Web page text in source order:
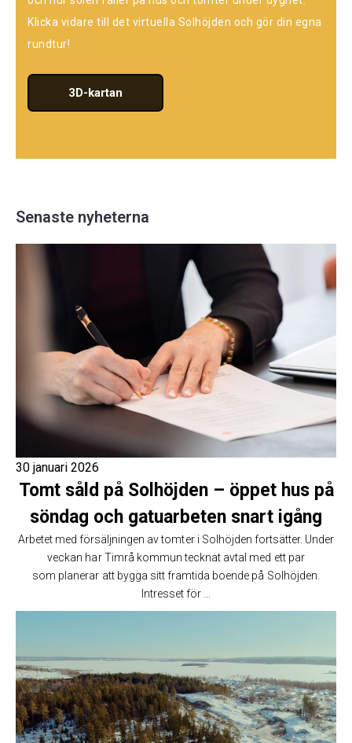
Klicka vidare till det virtuella Solhöjden och gör din egna
rundtur!
3D-kartan
Senaste nyheterna
30 januari 2026
Tomt såld på Solhöjden – öppet hus på
söndag och gatuarbeten snart igång
Arbetet med försäljningen av tomter i Solhöjden fortsätter. Under
veckan har Timrå kommun tecknat avtal med ett par
som planerar att bygga sitt framtida boende på Solhöjden.
Intresset för ...